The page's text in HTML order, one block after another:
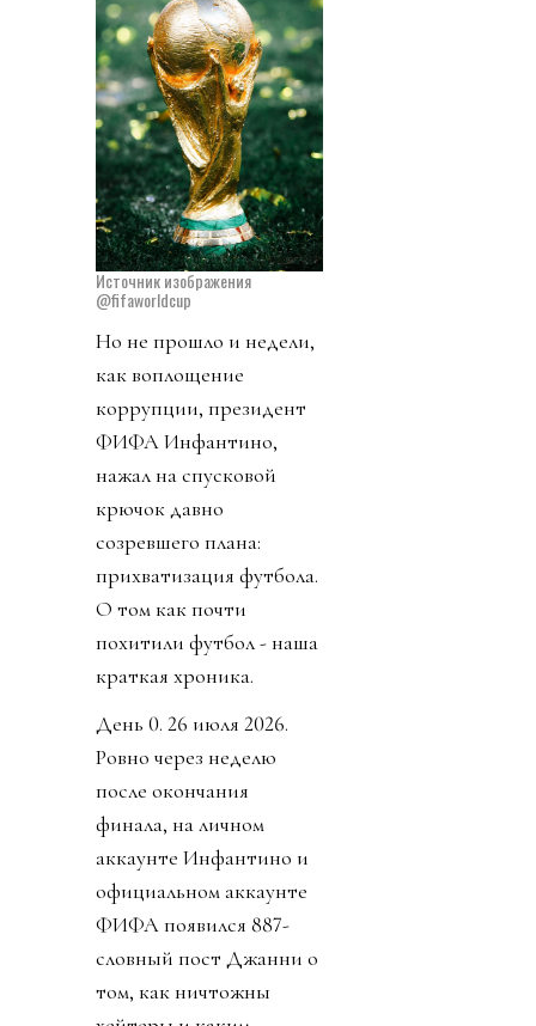
Источник изображения
@fifaworldcup
Но не прошло и недели,
как воплощение
коррупции, президент
ФИФА Инфантино,
нажал на спусковой
крючок давно
созревшего плана:
прихватизация футбола.
О том как почти
похитили футбол - наша
краткая хроника.
День 0. 26 июля 2026.
Ровно через неделю
после окончания
финала, на личном
аккаунте Инфантино и
официальном аккаунте
ФИФА появился 887-
словный пост Джанни о
том, как ничтожны